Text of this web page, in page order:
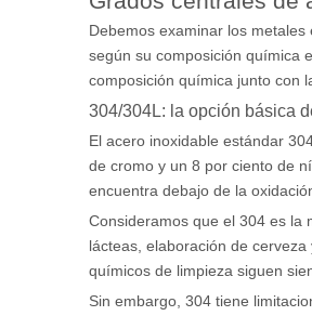
Debemos examinar los
según su composición química
composición química junto con
304/304L: la opción básica
El acero inoxidable estándar
de cromo y un 8 por ciento de
encuentra debajo de la
Consideramos que el 304 es la
lácteas, elaboración de
químicos de limpieza siguen
Sin embargo, 304 tiene